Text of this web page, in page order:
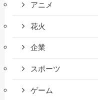
アニメ
花火
企業
スポーツ
ゲーム